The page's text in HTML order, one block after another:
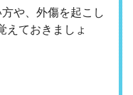
や、外傷を起こし
えておきましょ